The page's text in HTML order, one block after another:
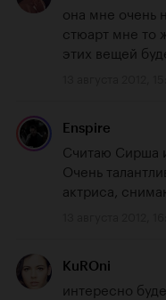
она мне очень
стюарт мне то
этих вещей
Enspire
Считаю Сирша
Очень
актриса,
KuROni
интересно